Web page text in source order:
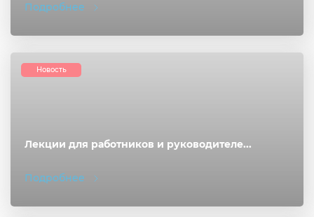
Подробнее
Лекции для работников и руководителе...
Подробнее
Новость